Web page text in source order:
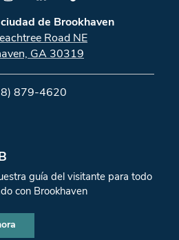
de Brookhaven
Road NE
GA 30319
879-4620
guía del visitante para todo
con Brookhaven